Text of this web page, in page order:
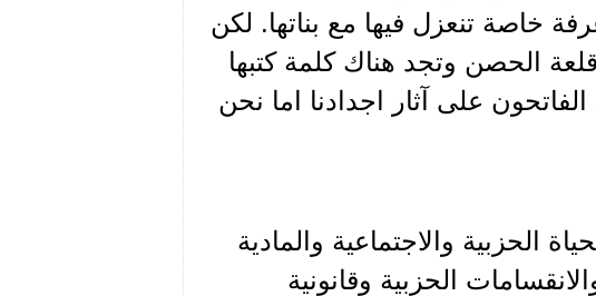
خاصة تنعزل فيها مع بناتها. لكن
الحصن وتجد هناك كلمة كتبها
على آثار اجدادنا اما نحن
الحزبية والاجتماعية والمادية
الحزبية وقانونية